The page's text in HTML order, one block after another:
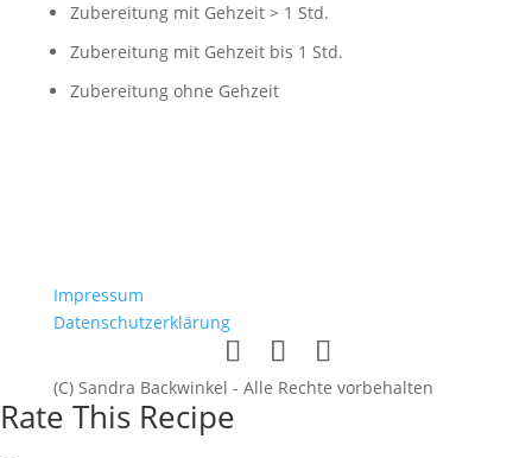
Zubereitung mit Gehzeit > 1 Std.
Zubereitung mit Gehzeit bis 1 Std.
Zubereitung ohne Gehzeit
Impressum
Datenschutzerklärung
(C) Sandra Backwinkel - Alle Rechte vorbehalten
Rate This Recipe